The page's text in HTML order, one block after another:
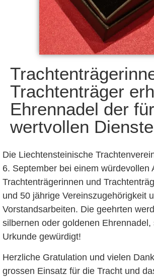
Trachtenträger
Ehrennadel der
wertvollen
Die Liechtensteinische
6. September bei einem würdevollen
Trachtenträgerinnen und
und 50 jährige Vereinszugehörigkeit
Vorstandsarbeiten. Die geehrten
silbernen oder goldenen Ehrennadel,
Urkunde gewürdigt!
Herzliche Gratulation und vielen
grossen Einsatz für die Tracht und